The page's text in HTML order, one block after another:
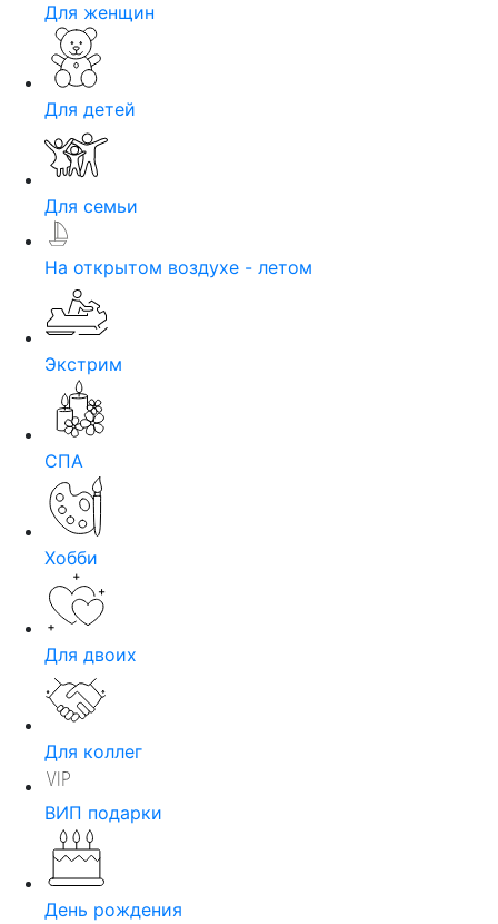
Для женщин
Для детей
Для семьи
На открытом воздухе - летом
Экстрим
СПА
Хобби
Для двоих
Для коллег
ВИП подарки
День рождения